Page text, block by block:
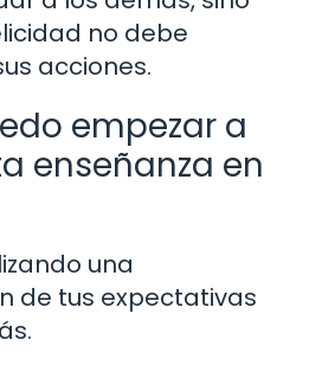
no debe
acciones.
empezar a
enseñanza en
una
de tus expectativas